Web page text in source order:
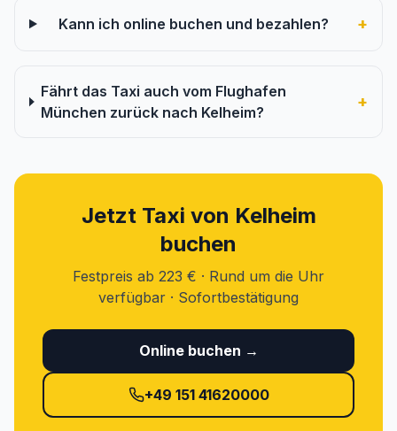
Kann ich online buchen und bezahlen? +
Fährt das Taxi auch vom Flughafen
München zurück nach Kelheim?
+
Jetzt Taxi von Kelheim
buchen
Festpreis ab 223 € · Rund um die Uhr
verfügbar · Sofortbestätigung
Online buchen →
+49 151 41620000